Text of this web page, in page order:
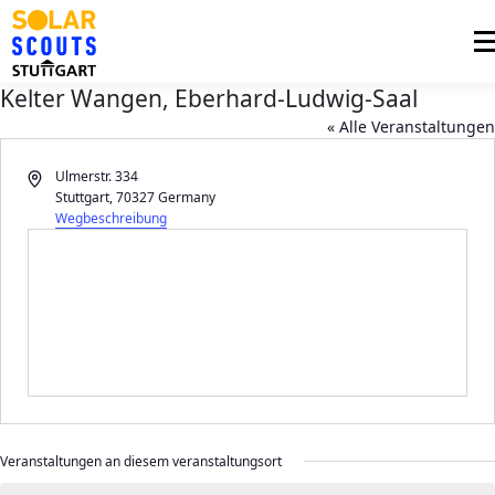
Zum
Inhalt
springen
UNTERSTÜTZUNG AKTUELLES
BEZIRKSGRUPPEN LOGIN
Kelter Wangen, Eberhard-Ludwig-Saal
« Alle Veranstaltungen
AdresseUlmerstr. 334
Stuttgart,70327Germany
Wegbeschreibung
Veranstaltungen an diesem veranstaltungsort